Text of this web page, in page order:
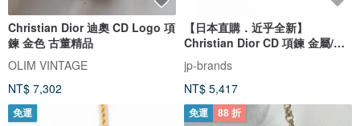
Christian Dior 迪奧 CD Logo 項
鍊 金色 古董精品
OLIM VINTAGE
NT$ 7,302
【日本直購．近乎全新】
Christian Dior CD 項鍊 金屬/萊
茵石 金色 古董飾品
jp-brands
NT$ 5,417
免運 免運 88 折